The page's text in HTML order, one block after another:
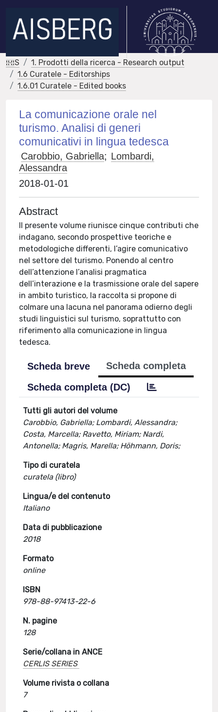
IRIS
1. Prodotti della ricerca - Research output
1.6 Curatele - Editorships
1.6.01 Curatele - Edited books
La comunicazione orale nel
turismo. Analisi di generi
comunicativi in lingua tedesca
Carobbio, Gabriella; Lombardi,
Alessandra
2018-01-01
Abstract
Il presente volume riunisce cinque contributi che
indagano, secondo prospettive teoriche e
metodologiche differenti, l’agire comunicativo
nel settore del turismo. Ponendo al centro
dell’attenzione l’analisi pragmatica
dell’interazione e la trasmissione orale del sapere
in ambito turistico, la raccolta si propone di
colmare una lacuna nel panorama odierno degli
studi linguistici sul turismo, soprattutto con
riferimento alla comunicazione in lingua
tedesca.
Scheda breve
Scheda completa
Scheda completa (DC)
Tutti gli autori del volume
Carobbio, Gabriella; Lombardi, Alessandra;
Costa, Marcella; Ravetto, Miriam; Nardi,
Antonella; Magris, Marella; Höhmann, Doris;
Tipo di curatela
curatela (libro)
Lingua/e del contenuto
Italiano
Data di pubblicazione
2018
Formato
online
ISBN
978-88-97413-22-6
N. pagine
128
Serie/collana in ANCE
CERLIS SERIES
Volume rivista o collana
7